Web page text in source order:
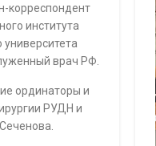
корреспондент
института
университета
врач РФ.
ординаторы и
РУДН и